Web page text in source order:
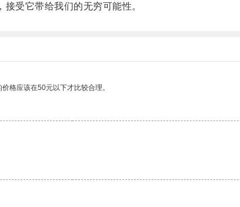
受它带给我们的无穷可能性。
格应该在50元以下才比较合理。